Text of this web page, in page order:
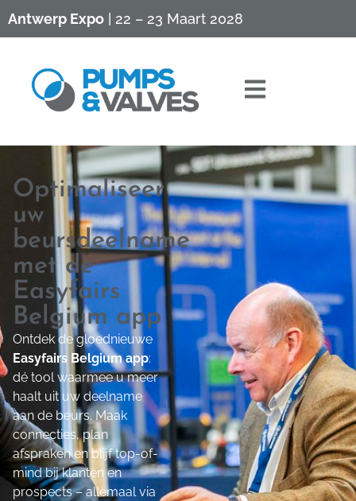
Antwerp Expo | 22 – 23 Maart 2028
Optimaliseer
uw
beursdeelname
met de
Easyfairs
Belgium app
Ontdek de gloednieuwe
Easyfairs Belgium app:
dé tool waarmee u meer
haalt uit uw deelname
aan de beurs. Maak
connecties, plan
afspraken en blijf top-of-
mind bij klanten en
prospects – allemaal via